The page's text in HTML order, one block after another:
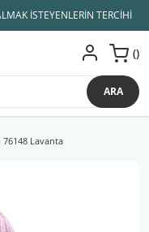
İSTEYENLERİN TERCİHİ
ARA
Lavanta